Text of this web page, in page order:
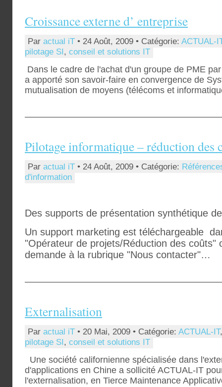
Croissance externe d’ entreprise
Par actual iT • 24 Août, 2009 • Catégorie: ACTUAL-
pilotage SI, conseil et solutions IT
Dans le cadre de l'achat d'un groupe de PME
a apporté son savoir-faire en convergence de
mutualisation de moyens (télécoms et
Pilotage informatique – réduction des
Par actual iT • 24 Août, 2009 • Catégorie:
d'information
Des supports de présentation synthétique
Un support marketing est téléchargeable
"Opérateur de projets/Réduction des coûts"
demande à la rubrique "Nous contacter"…
Externalisation
Par actual iT • 20 Mai, 2009 • Catégorie: ACTUAL-IT
pilotage SI, conseil et solutions IT
Une société californienne spécialisée dans
d'applications en Chine a sollicité ACTUAL-IT
l'externalisation, en Tierce Maintenance